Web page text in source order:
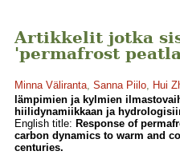
Artikkelit jotka
'permafrost
Minna Väliranta, Sanna Piilo, Hui
lämpimien ja kylmien
hiilidynamiikkaan ja
English title: Response of
carbon dynamics to warm and
centuries.